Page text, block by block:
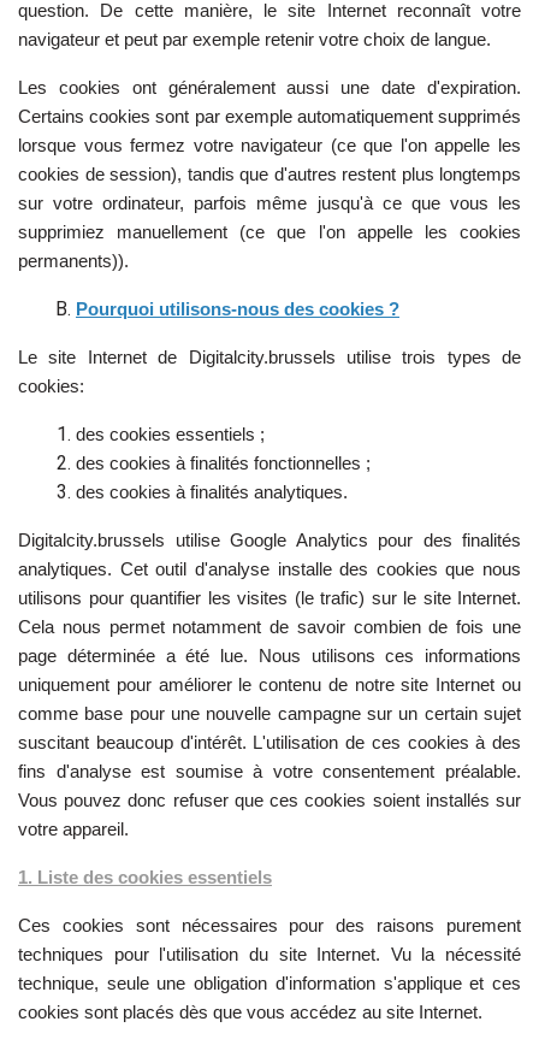
question. De cette manière, le site Internet reconnaît votre
navigateur et peut par exemple retenir votre choix de langue.
Les cookies ont généralement aussi une date d'expiration.
Certains cookies sont par exemple automatiquement supprimés
lorsque vous fermez votre navigateur (ce que l'on appelle les
cookies de session), tandis que d'autres restent plus longtemps
sur votre ordinateur, parfois même jusqu'à ce que vous les
supprimiez manuellement (ce que l'on appelle les cookies
permanents)).
Pourquoi utilisons-nous des cookies ?
Le site Internet de Digitalcity.brussels utilise trois types de
cookies:
des cookies essentiels ;
des cookies à finalités fonctionnelles ;
des cookies à finalités analytiques.
Digitalcity.brussels utilise Google Analytics pour des finalités
analytiques. Cet outil d'analyse installe des cookies que nous
utilisons pour quantifier les visites (le trafic) sur le site Internet.
Cela nous permet notamment de savoir combien de fois une
page déterminée a été lue. Nous utilisons ces informations
uniquement pour améliorer le contenu de notre site Internet ou
comme base pour une nouvelle campagne sur un certain sujet
suscitant beaucoup d'intérêt. L'utilisation de ces cookies à des
fins d'analyse est soumise à votre consentement préalable.
Vous pouvez donc refuser que ces cookies soient installés sur
votre appareil.
1. Liste des cookies essentiels
Ces cookies sont nécessaires pour des raisons purement
techniques pour l'utilisation du site Internet. Vu la nécessité
technique, seule une obligation d'information s'applique et ces
cookies sont placés dès que vous accédez au site Internet.